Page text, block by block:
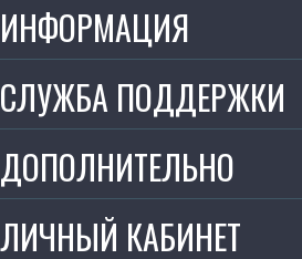
ИНФОРМАЦИЯ
СЛУЖБА ПОДДЕРЖКИ
ДОПОЛНИТЕЛЬНО
ЛИЧНЫЙ КАБИНЕТ